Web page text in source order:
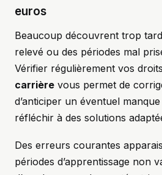
euros
Beaucoup découvrent trop
relevé ou des périodes mal
Vérifier régulièrement vos
carrière vous permet de
d’anticiper un éventuel
réfléchir à des solutions
Des erreurs courantes
périodes d’apprentissage non